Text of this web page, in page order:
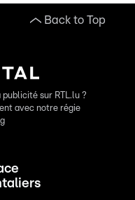
Back to Top
publicité sur RTL.lu ?
avec notre régie